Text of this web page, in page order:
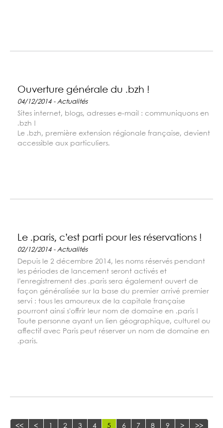
Ouverture générale du .bzh !
04/12/2014 - Actualités
Sites internet, blogs, adresses e-mail : communiquons en
.bzh !
Le .bzh, première extension régionale française, devient
accessible aux particuliers.
Le .paris, c’est parti pour les réservations !
02/12/2014 - Actualités
Depuis le 2 décembre 2014, les noms réservés pendant
les périodes de lancement seront activés et
l’enregistrement des .paris sera également ouvert de
façon généralisée sur la base du premier arrivé premier
servi : tous les amoureux de la capitale française
pourront ainsi s'offrir leur nom de domaine en .paris !
Toute personne ayant un lien géographique, culturel ou
affectif avec Paris peut réserver un nom de domaine en
.paris.
<< < 2 3 4 5 6 7 8 9 > >>